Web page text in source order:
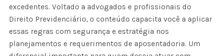
excedentes. Voltado a advogados e profissionais do
Direito Previdenciário, o conteúdo capacita você a aplicar
essas regras com segurança e estratégia nos
planejamentos e requerimentos de aposentadoria. Um